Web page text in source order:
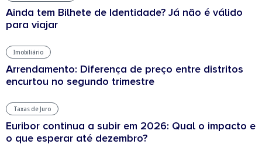
Ainda tem Bilhete de Identidade? Já não é válido
para viajar
Imobiliário
Arrendamento: Diferença de preço entre distritos
encurtou no segundo trimestre
Taxas de Juro
Euribor continua a subir em 2026: Qual o impacto e
o que esperar até dezembro?